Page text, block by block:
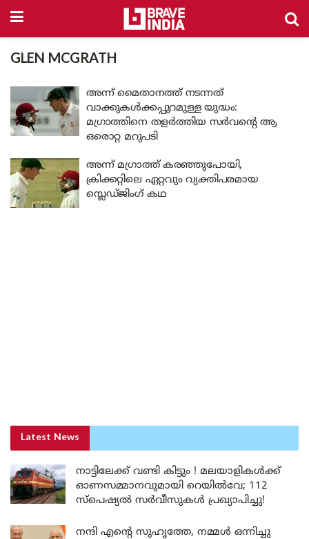
GLEN MCGRATH
അന്ന് മൈതാനത്ത് നടന്നത്
വാക്കുകൾക്കപ്പുറമുള്ള യുദ്ധം:
മഗ്രാത്തിനെ തളർത്തിയ സർവന്റെ ആ
ഒരൊറ്റ മറുപടി
അന്ന് മഗ്രാത്ത് കരഞ്ഞുപോയി,
ക്രിക്കറ്റിലെ ഏറ്റവും വ്യക്തിപരമായ
സ്ലെഡ്ജിംഗ് കഥ
Latest News
നാട്ടിലേക്ക് വണ്ടി കിട്ടും ! മലയാളികൾക്ക്
ഓണസമ്മാനവുമായി റെയിൽവേ; 112
സ്പെഷ്യൽ സർവീസുകൾ പ്രഖ്യാപിച്ചു!
നന്ദി എൻ്റെ സുഹൃത്തേ, നമ്മൾ ഒന്നിച്ചു